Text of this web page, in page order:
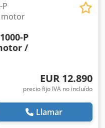
motor
P
/
EUR 12.890
precio fijo IVA no incluído
Llamar